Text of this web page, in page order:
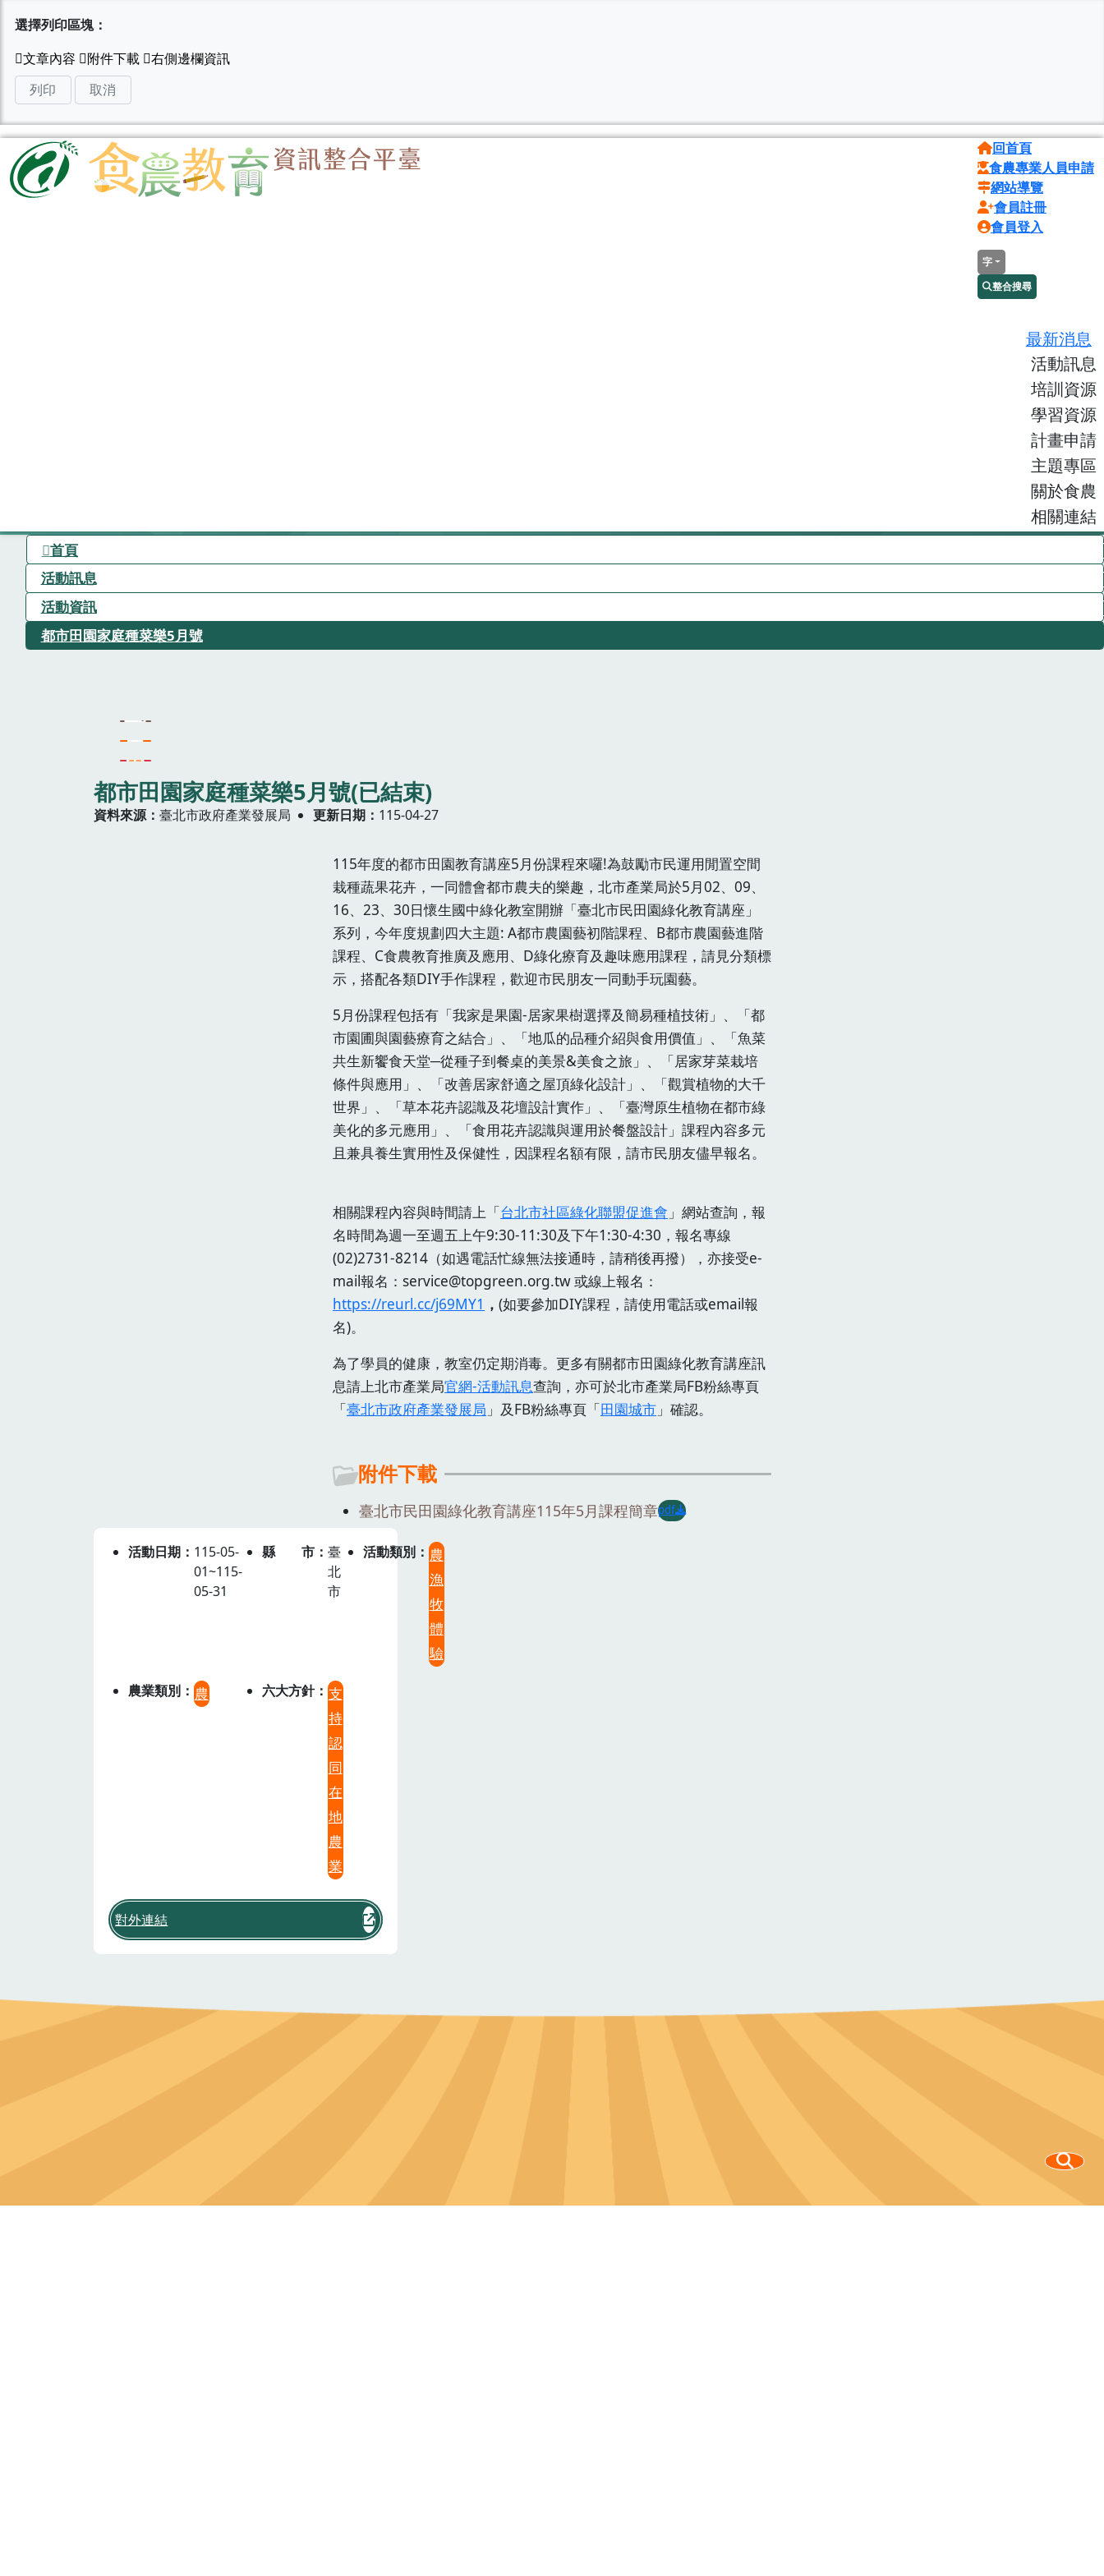
選擇列印區塊：
列印 取消
回首頁
食農專業人員申請
網站導覽
會員註冊
會員登入
字
整合搜尋
最新消息
活動訊息
培訓資源
學習資源
計畫申請
主題專區
關於食農
相關連結
首頁
活動訊息
活動資訊
都市田園家庭種菜樂5月號
都市田園家庭種菜樂5月號(已結束)
資料來源 臺北市政府產業發展局 更新日期 115-04-27
115年度的都市田園教育講座5月份課程來囉!為鼓勵市民運用閒置空間
栽種蔬果花卉，一同體會都市農夫的樂趣，北市產業局於5月02、09、
16、23、30日懷生國中綠化教室開辦「臺北市民田園綠化教育講座」
系列，今年度規劃四大主題: A都市農園藝初階課程、B都市農園藝進階
課程、C食農教育推廣及應用、D綠化療育及趣味應用課程，請見分類標
示，搭配各類DIY手作課程，歡迎市民朋友一同動手玩園藝。
5月份課程包括有「我家是果園-居家果樹選擇及簡易種植技術」、「都
市園圃與園藝療育之結合」、「地瓜的品種介紹與食用價值」、「魚菜
共生新饗食天堂─從種子到餐桌的美景&美食之旅」、「居家芽菜栽培
條件與應用」、「改善居家舒適之屋頂綠化設計」、「觀賞植物的大千
世界」、「草本花卉認識及花壇設計實作」、「臺灣原生植物在都市綠
美化的多元應用」、「食用花卉認識與運用於餐盤設計」課程內容多元
且兼具養生實用性及保健性，因課程名額有限，請市民朋友儘早報名。
相關課程內容與時間請上「台北市社區綠化聯盟促進會 」網站查詢，報
名時間為週一至週五上午9:30-11:30及下午1:30-4:30，報名專線
(02)2731-8214（如遇電話忙線無法接通時，請稍後再撥），亦接受e-
mail報名：service@topgreen.org.tw 或線上報名：
https://reurl.cc/j69MY1 ， (如要參加DIY課程，請使用電話或email報
名)。
為了學員的健康，教室仍定期消毒。更多有關都市田園綠化教育講座訊
息請上北市產業局官網-活動訊息查詢，亦可於北市產業局FB粉絲專頁
「臺北市政府產業發展局 」及FB粉絲專頁「田園城市 」確認。
附件下載
臺北市民田園綠化教育講座115年5月課程簡章pdf
活動日期
115-05-
01~115-
05-31
縣市
臺
北
市
活動類別
農
漁
牧
體
驗
農業類別 農 六大方針
支
持
認
同
在
地
農
業
對外連結